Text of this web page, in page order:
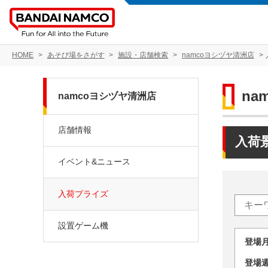
HOME あそび場をさがす 施設・店舗検索 namcoヨシヅヤ清洲店
入荷
登
登
namcoヨシヅヤ清洲店
店舗情報
イベント&ニュース
入荷プライズ
設置ゲーム機